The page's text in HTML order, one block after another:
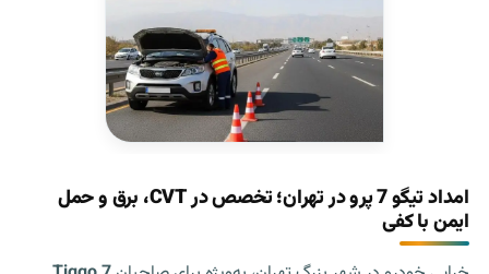
امداد تیگو 7 پرو در تهران؛ تخصص در CVT، برق و حمل
ایمن با کفی